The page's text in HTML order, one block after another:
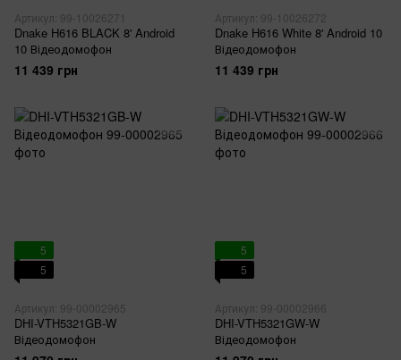
Артикул: 99-10026271
Dnake H616 BLACK 8' Android
10 Відеодомофон
11 439 грн
Артикул: 99-10026272
Dnake H616 White 8' Android 10
Відеодомофон
11 439 грн
5
5
Артикул: 99-00002965
DHI-VTH5321GB-W
Відеодомофон
5
5
Артикул: 99-00002966
DHI-VTH5321GW-W
Відеодомофон